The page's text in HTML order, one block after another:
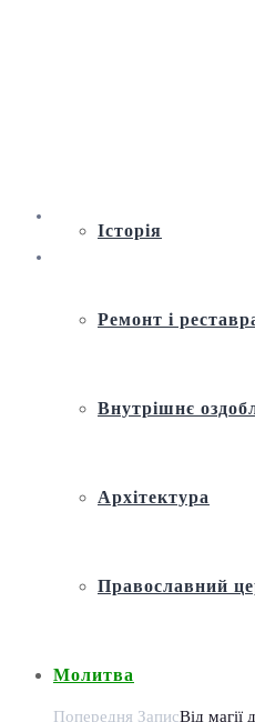
Історія
Ремонт і
Внутрішнє
Архітектура
Православний
Молитва
Попередня ЗаписВід магії